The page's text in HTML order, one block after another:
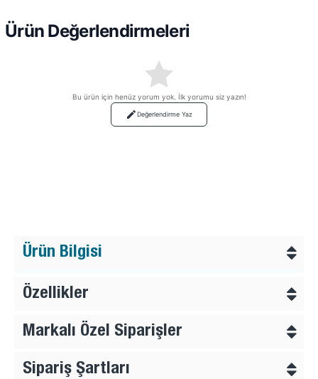
Ürün Değerlendirmeleri
Bu ürün için henüz yorum yok. İlk yorumu siz yazın!
Değerlendirme Yaz
Ürün Bilgisi
Özellikler
Markalı Özel Siparişler
Sipariş Şartları